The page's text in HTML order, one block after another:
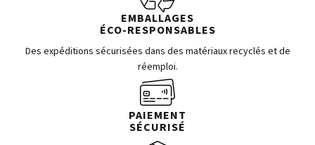
EMBALLAGES
ÉCO-RESPONSABLES
Des expéditions sécurisées dans des matériaux recyclés et de
réemploi.
PAIEMENT
SÉCURISÉ